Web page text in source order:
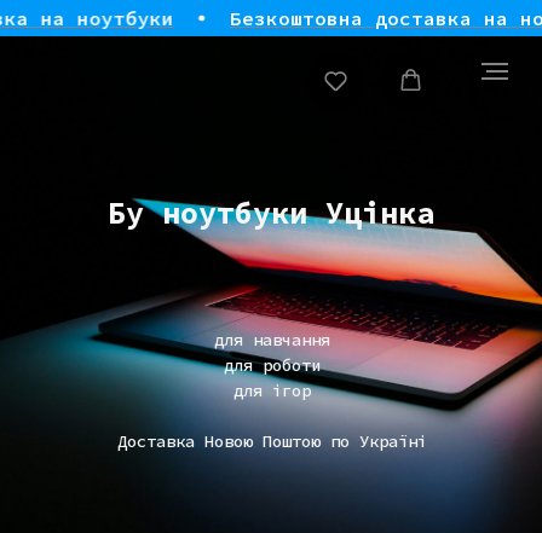
ноутбуки Безкоштовна доставка на
Бу ноутбуки Уцінка
для навчання
для роботи
для ігор
Доставка Новою Поштою по Україні